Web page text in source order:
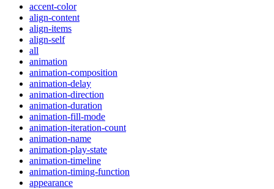
accent-color
align-content
align-items
align-self
all
animation
animation-composition
animation-delay
animation-direction
animation-duration
animation-fill-mode
animation-iteration-count
animation-name
animation-play-state
animation-timeline
animation-timing-function
appearance